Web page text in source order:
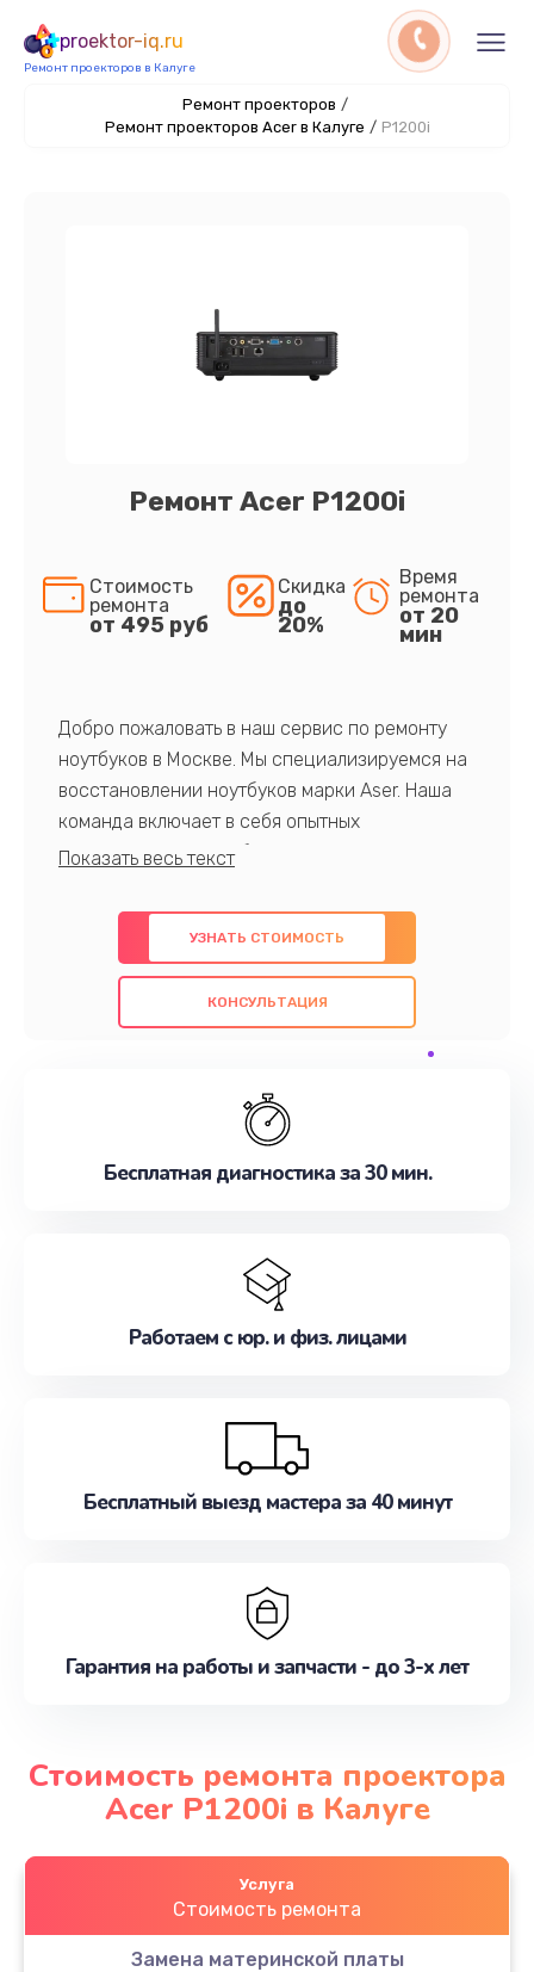
proektor-iq.ru
Ремонт проекторов в Калуге
Ремонт проекторов /
Ремонт проекторов Acer в Калуге / P1200i
Ремонт Acer P1200i
Стоимость
ремонта
от 495 руб
Скидка
до
20%
Время
ремонта
от 20
мин
Добро пожаловать в наш сервис по ремонту
ноутбуков в Москве. Мы специализируемся на
восстановлении ноутбуков марки Aser. Наша
команда включает в себя опытных
профессионалов с обширными знаниями и
предлагаем быстрый и качественный ремонт с
использованием оригинальных компонентов, а
также гарантируем качество всех
проведенных работ. Наша цель - предоставить
наилучшим образом. Не медлите записаться на
УЗНАТЬ СТОИМОСТЬ
КОНСУЛЬТАЦИЯ
Бесплатная диагностика за 30 мин.
Работаем с юр. и физ. лицами
Бесплатный выезд мастера за 40 минут
Гарантия на работы и запчасти - до 3-х лет
Стоимость ремонта проектора
Acer P1200i в Калуге
Услуга
Стоимость ремонта
Замена материнской платы